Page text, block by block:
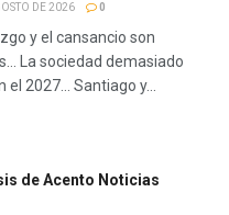
DE 2026 0
y el cansancio son
La sociedad demasiado
el 2027… Santiago y...
de Acento Noticias